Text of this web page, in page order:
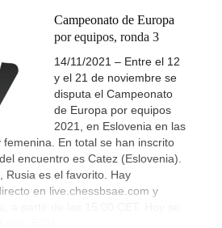
Campeonato de Europa
por equipos, ronda 3
14/11/2021 – Entre el 12
y el 21 de noviembre se
disputa el Campeonato
de Europa por equipos
2021, en Eslovenia en las
En total se han inscrito
encuentro es Catez (Eslovenia).
Rusia es el favorito. Hay
en live.chessbsae.com y